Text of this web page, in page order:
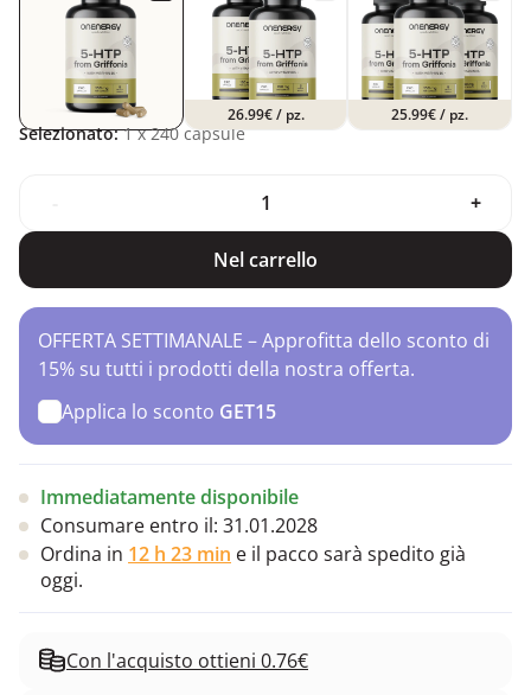
26.99€/ pz. 25.99€/ pz.
Selezionato: 1x 240 capsule
+
Nel carrello
OFFERTA SETTIMANALE – Approfitta dello sconto di
15% su tutti i prodotti della nostra offerta.
Applica lo sconto GET15
Immediatamente disponibile
Consumare entro il: 31.01.2028
Ordina in 12 h 23 min e il pacco sarà spedito già
oggi.
Con l'acquisto ottieni 0.76€